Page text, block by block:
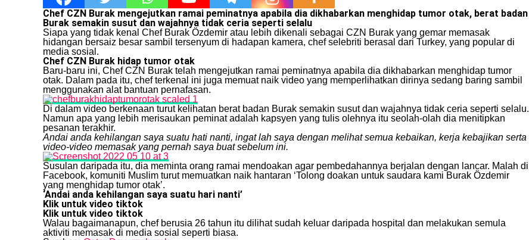
Chef CZN Burak mengejutkan ramai peminatnya apabila dia dikhabarkan menghidap tumor otak, berat badan
Burak semakin susut dan wajahnya tidak ceria seperti selalu
Siapa yang tidak kenal Chef Burak Özdemir atau lebih dikenali sebagai CZN Burak yang gemar memasak
hidangan bersaiz besar sambil tersenyum di hadapan kamera, chef selebriti berasal dari Turkey, yang popular di
media sosial.
Chef CZN Burak hidap tumor otak
Baru-baru ini, Chef CZN Burak telah mengejutkan ramai peminatnya apabila dia dikhabarkan menghidap tumor
otak. Dalam pada itu, chef terkenal ini juga memuat naik video yang memperlihatkan dirinya sedang baring sambil
menggunakan alat bantuan pernafasan.
Di dalam video berkenaan turut kelihatan berat badan Burak semakin susut dan wajahnya tidak ceria seperti selalu.
Namun apa yang lebih merisaukan peminat adalah kapsyen yang tulis olehnya itu seolah-olah dia menitipkan
pesanan terakhir.
Andai anda kehilangan saya suatu hati nanti, ingat lah saya dengan melihat semua kebaikan, kerja kebajikan serta
video-video memasak yang pernah saya buat sebelum ini.
Susulan daripada itu, dia meminta orang ramai mendoakan agar pembedahannya berjalan dengan lancar. Malah di
Facebook, komuniti Muslim turut memuatkan naik hantaran ‘Tolong doakan untuk saudara kami Burak Özdemir
yang menghidap tumor otak’.
‘Andai anda kehilangan saya suatu hari nanti’
Klik untuk video tiktok
Klik untuk video tiktok
Walau bagaimanapun, chef berusia 26 tahun itu dilihat sudah keluar daripada hospital dan melakukan semula
aktiviti memasak di media sosial seperti biasa.